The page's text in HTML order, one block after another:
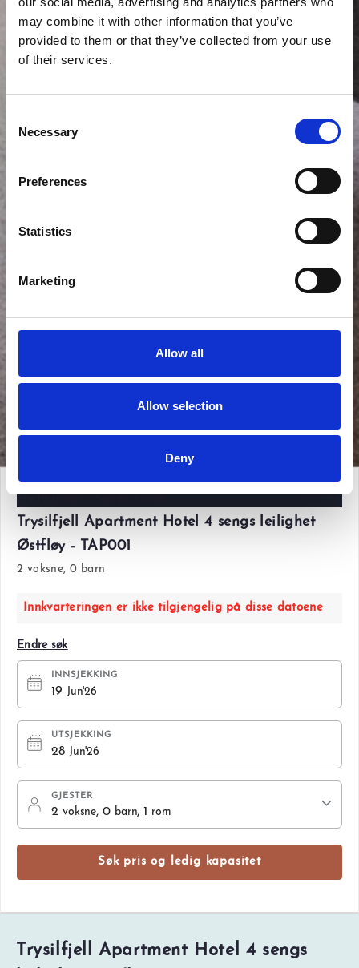
may combine it with other information that you’ve
provided to them or that they’ve collected from your use
of their services.
Selection
Necessary
Preferences
Statistics
Marketing
Allow all
Allow selection
Deny
Vis alle bilder
Trysilfjell Apartment Hotel 4 sengs
Trysilfjell Apartment Hotel 4 sengs leilighet
Østfløy - TAP001
2 voksne, 0 barn
Innkvarteringen er ikke tilgjengelig på disse datoene
Endre søk
INNSJEKKING
19 Jun'26
UTSJEKKING
28 Jun'26
GJESTER
2 voksne, 0 barn, 1 rom
Søk pris og ledig kapasitet